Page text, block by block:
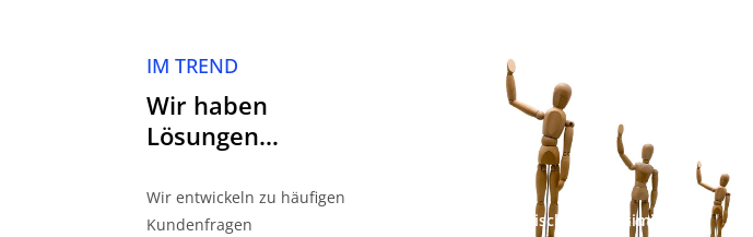
IM TREND
Wir haben
Lösungen…
Wir entwickeln zu häufigen
Kundenfragen
Automatische Bildoptimierung